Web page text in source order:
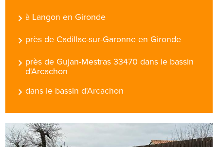
à Langon en Gironde
près de Cadillac-sur-Garonne en Gironde
près de Gujan-Mestras 33470 dans le bassin
d'Arcachon
dans le bassin d'Arcachon